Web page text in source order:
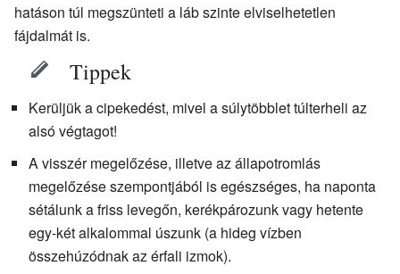
hatáson túl megszünteti a láb szinte elviselhetetlen
fájdalmát is.
Tippek
Kerüljük a cipekedést, mivel a súlytöbblet túlterheli az
alsó végtagot!
A visszér megelőzése, illetve az állapotromlás
megelőzése szempontjából is egészséges, ha naponta
sétálunk a friss levegőn, kerékpározunk vagy hetente
egy-két alkalommal úszunk (a hideg vízben
összehúzódnak az érfali izmok).